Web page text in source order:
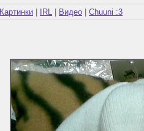
Картинки IRL Видео Chuuni :3